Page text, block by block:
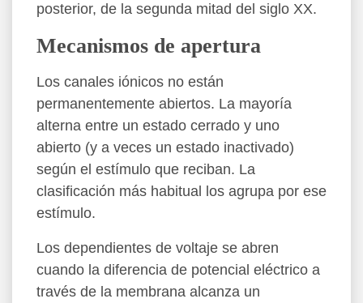
posterior, de la segunda mitad del siglo XX.
Mecanismos de apertura
Los canales iónicos no están
permanentemente abiertos. La mayoría
alterna entre un estado cerrado y uno
abierto (y a veces un estado inactivado)
según el estímulo que reciban. La
clasificación más habitual los agrupa por ese
estímulo.
Los dependientes de voltaje se abren
cuando la diferencia de potencial eléctrico a
través de la membrana alcanza un